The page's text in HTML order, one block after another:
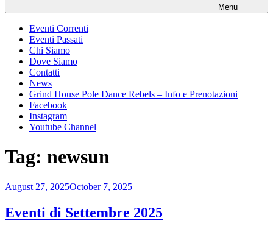
Menu
Eventi Correnti
Eventi Passati
Chi Siamo
Dove Siamo
Contatti
News
Grind House Pole Dance Rebels – Info e Prenotazioni
Facebook
Instagram
Youtube Channel
Tag: newsun
Posted
August 27, 2025October 7, 2025
Eventi di Settembre 2025